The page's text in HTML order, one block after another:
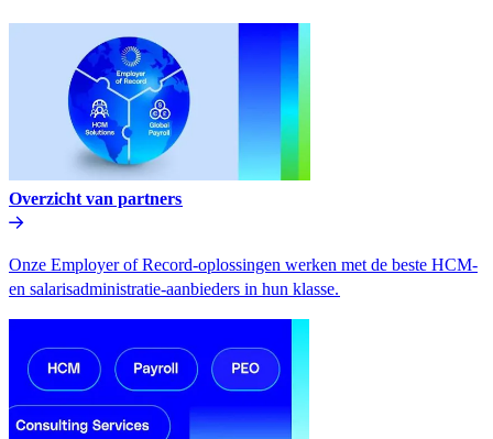
Overzicht van partners​​
Onze Employer of Record-oplossingen werken met de beste HCM-
en salarisadministratie-aanbieders in hun klasse.​​